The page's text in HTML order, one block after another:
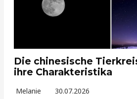
Die chinesische
ihre Charakteristika
Melanie 30.07.2026